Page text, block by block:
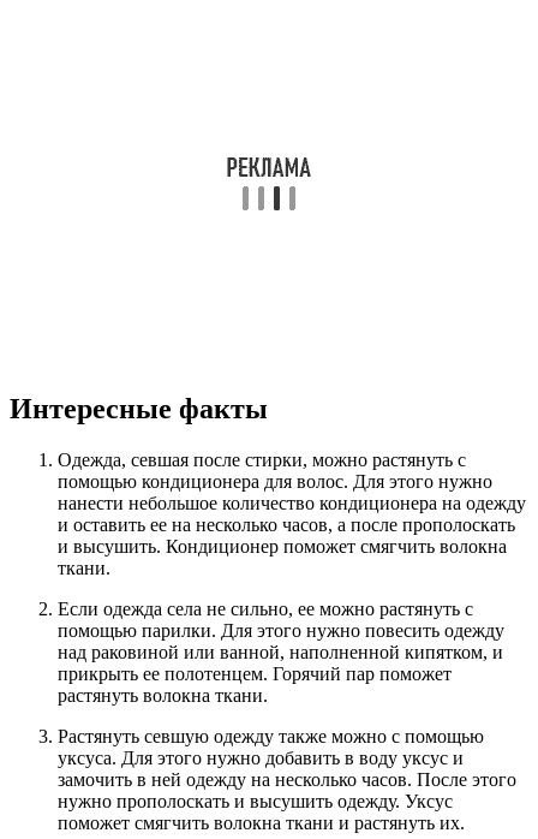
Интересные факты
Одежда, севшая после стирки, можно растянуть с
помощью кондиционера для волос. Для этого нужно
нанести небольшое количество кондиционера на одежду
и оставить ее на несколько часов, а после прополоскать
и высушить. Кондиционер поможет смягчить волокна
ткани.
Если одежда села не сильно, ее можно растянуть с
помощью парилки. Для этого нужно повесить одежду
над раковиной или ванной, наполненной кипятком, и
прикрыть ее полотенцем. Горячий пар поможет
растянуть волокна ткани.
Растянуть севшую одежду также можно с помощью
уксуса. Для этого нужно добавить в воду уксус и
замочить в ней одежду на несколько часов. После этого
нужно прополоскать и высушить одежду. Уксус
поможет смягчить волокна ткани и растянуть их.